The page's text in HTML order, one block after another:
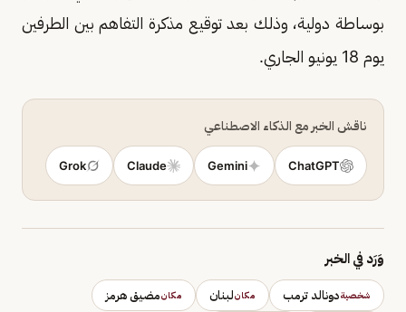
بوساطة دولية، وذلك بعد توقيع مذكرة التفاهم بين الطرفين
يوم 18 يونيو الجاري.
ناقش الخبر مع الذكاء الاصطناعي
ChatGPT
Gemini
Claude
Grok
وَرَد في الخبر
شخصيةدونالد ترمب مكانلبنان مكانمضيق هرمز